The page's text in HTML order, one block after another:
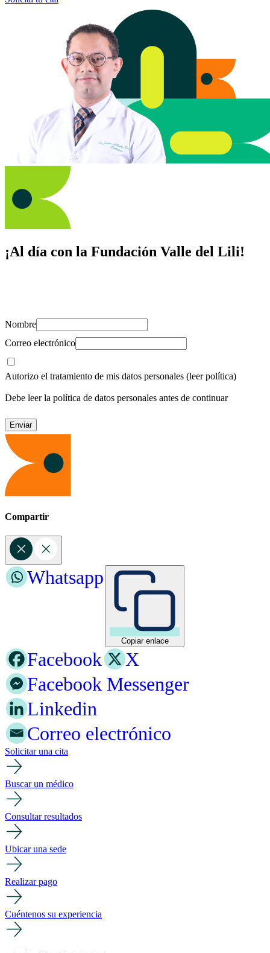
¡Al día con la Fundación Valle del Lili!
Nombre
Correo electrónico
Autorizo el tratamiento de mis datos personales (leer política)
Debe leer la política de datos personales antes de continuar
Compartir
Copiar enlace
Whatsapp
Facebook
X
Facebook Messenger
Linkedin
Correo electrónico
Solicitar una cita
Buscar un médico
Consultar resultados
Ubicar una sede
Realizar pago
Cuéntenos su experiencia